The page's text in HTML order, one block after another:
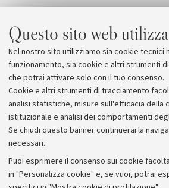
Questo sito web
Nel nostro sito utilizziamo sia cookie tecnici
funzionamento, sia cookie e altri strumenti
che potrai attivare solo con il tuo consenso.
Cookie e altri strumenti di tracciamento
analisi statistiche, misure sull'efficacia della
istituzionale e analisi dei comportamenti
Se chiudi questo banner continuerai la
necessari.
Puoi esprimere il consenso sui cookie
in "Personalizza cookie" e, se vuoi, potrai
Archivio
Comunicati